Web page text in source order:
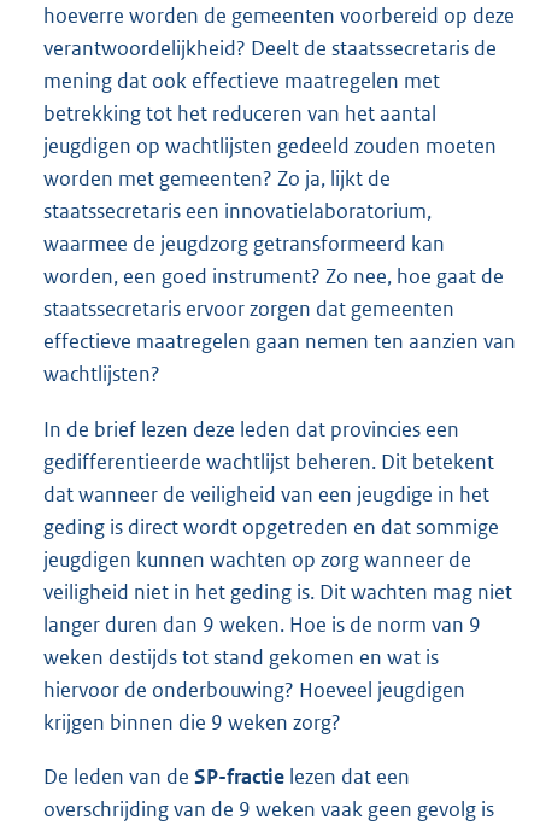
hoeverre worden de gemeenten voorbereid op deze
verantwoordelijkheid? Deelt de staatssecretaris de
mening dat ook effectieve maatregelen met
betrekking tot het reduceren van het aantal
jeugdigen op wachtlijsten gedeeld zouden moeten
worden met gemeenten? Zo ja, lijkt de
staatssecretaris een innovatielaboratorium,
waarmee de jeugdzorg getransformeerd kan
worden, een goed instrument? Zo nee, hoe gaat de
staatssecretaris ervoor zorgen dat gemeenten
effectieve maatregelen gaan nemen ten aanzien van
wachtlijsten?
In de brief lezen deze leden dat provincies een
gedifferentieerde wachtlijst beheren. Dit betekent
dat wanneer de veiligheid van een jeugdige in het
geding is direct wordt opgetreden en dat sommige
jeugdigen kunnen wachten op zorg wanneer de
veiligheid niet in het geding is. Dit wachten mag niet
langer duren dan 9 weken. Hoe is de norm van 9
weken destijds tot stand gekomen en wat is
hiervoor de onderbouwing? Hoeveel jeugdigen
krijgen binnen die 9 weken zorg?
De leden van de SP-fractie lezen dat een
overschrijding van de 9 weken vaak geen gevolg is